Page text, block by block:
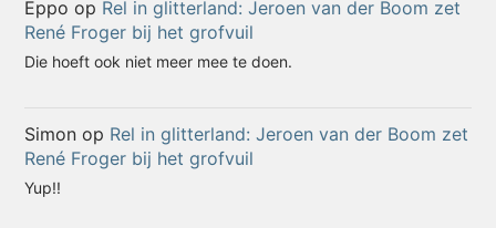
Eppo op Rel in glitterland: Jeroen van der Boom zet
René Froger bij het grofvuil
Die hoeft ook niet meer mee te doen.
Simon op Rel in glitterland: Jeroen van der Boom zet
René Froger bij het grofvuil
Yup!!